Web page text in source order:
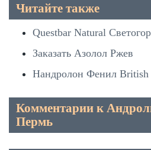
Читайте также
Questbar Natural
Заказать Азолол Ржев
Нандролон Фенил British
Комментарии к
Пермь